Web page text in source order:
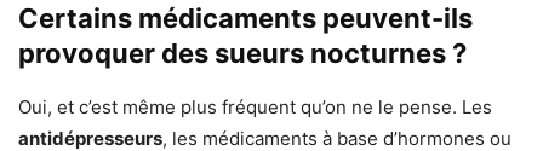
Certains médicaments peuvent-ils
provoquer des sueurs nocturnes ?
Oui, et c’est même plus fréquent qu’on ne le pense. Les
antidépresseurs, les médicaments à base d’hormones ou